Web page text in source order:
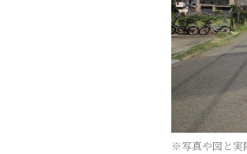
※写真や図と実